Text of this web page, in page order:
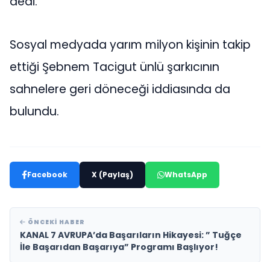
Sosyal medyada yarım milyon kişinin takip
ettiği Şebnem Tacigut ünlü şarkıcının
sahnelere geri döneceği iddiasında da
bulundu.
Facebook X (Paylaş) WhatsApp
ÖNCEKI HABER
KANAL 7 AVRUPA’da Başarıların Hikayesi: ” Tuğçe
İle Başarıdan Başarıya” Programı Başlıyor!